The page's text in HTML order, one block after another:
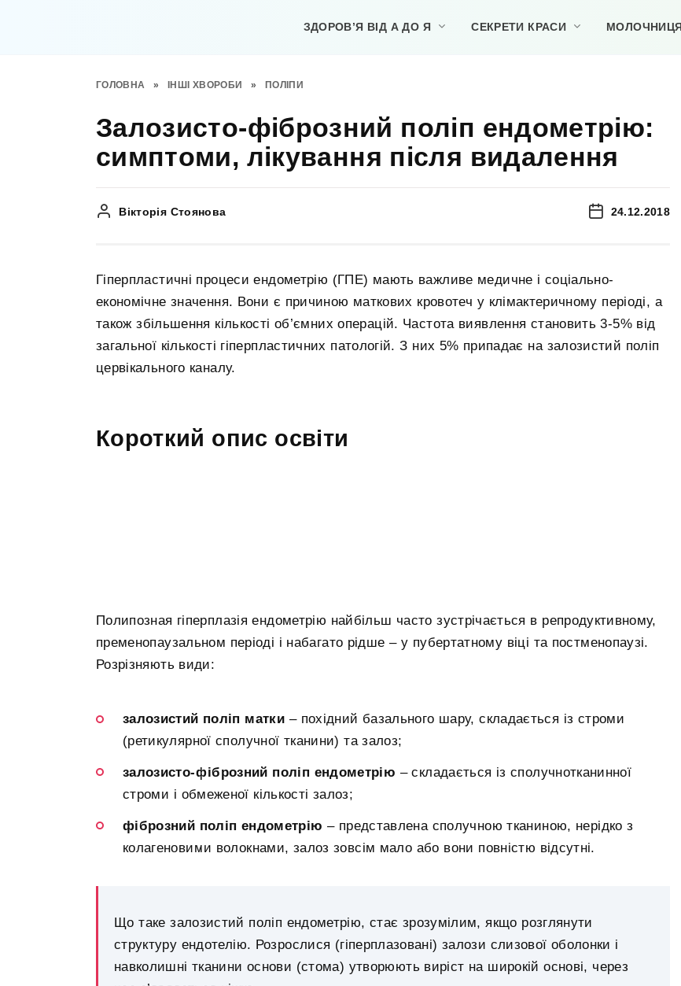
ЗДОРОВ’Я ВІД А ДО Я СЕКРЕТИ КРАСИ МОЛОЧНИЦЯ
ГОЛОВНА » ІНШІ ХВОРОБИ » ПОЛІПИ
Залозисто-фіброзний поліп ендометрію:
симптоми, лікування після видалення
Вікторія Стоянова 24.12.2018
Гіперпластичні процеси ендометрію (ГПЕ) мають важливе медичне і соціально-
економічне значення. Вони є причиною маткових кровотеч у клімактеричному періоді, а
також збільшення кількості об’ємних операцій. Частота виявлення становить 3-5% від
загальної кількості гіперпластичних патологій. З них 5% припадає на залозистий поліп
цервікального каналу.
Короткий опис освіти
Полипозная гіперплазія ендометрію найбільш часто зустрічається в репродуктивному,
пременопаузальном періоді і набагато рідше – у пубертатному віці та постменопаузі.
Розрізняють види:
залозистий поліп матки – похідний базального шару, складається із строми
(ретикулярної сполучної тканини) та залоз;
залозисто-фіброзний поліп ендометрію – складається із сполучнотканинної
строми і обмеженої кількості залоз;
фіброзний поліп ендометрію – представлена сполучною тканиною, нерідко з
колагеновими волокнами, залоз зовсім мало або вони повністю відсутні.
Що таке залозистий поліп ендометрію, стає зрозумілим, якщо розглянути
структуру ендотелію. Розрослися (гіперплазовані) залози слизової оболонки і
навколишні тканини основи (стома) утворюють виріст на широкій основі, через